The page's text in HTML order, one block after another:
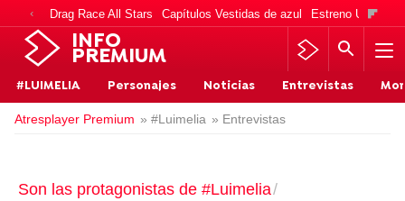
Drag Race All Stars Capítulos Vestidas de azul Estreno Una
INFO
PREMIUM
#LUIMELIA Personajes Noticias Entrevistas
Atresplayer Premium » #Luimelia » Entrevistas
Son las protagonistas de #Luimelia